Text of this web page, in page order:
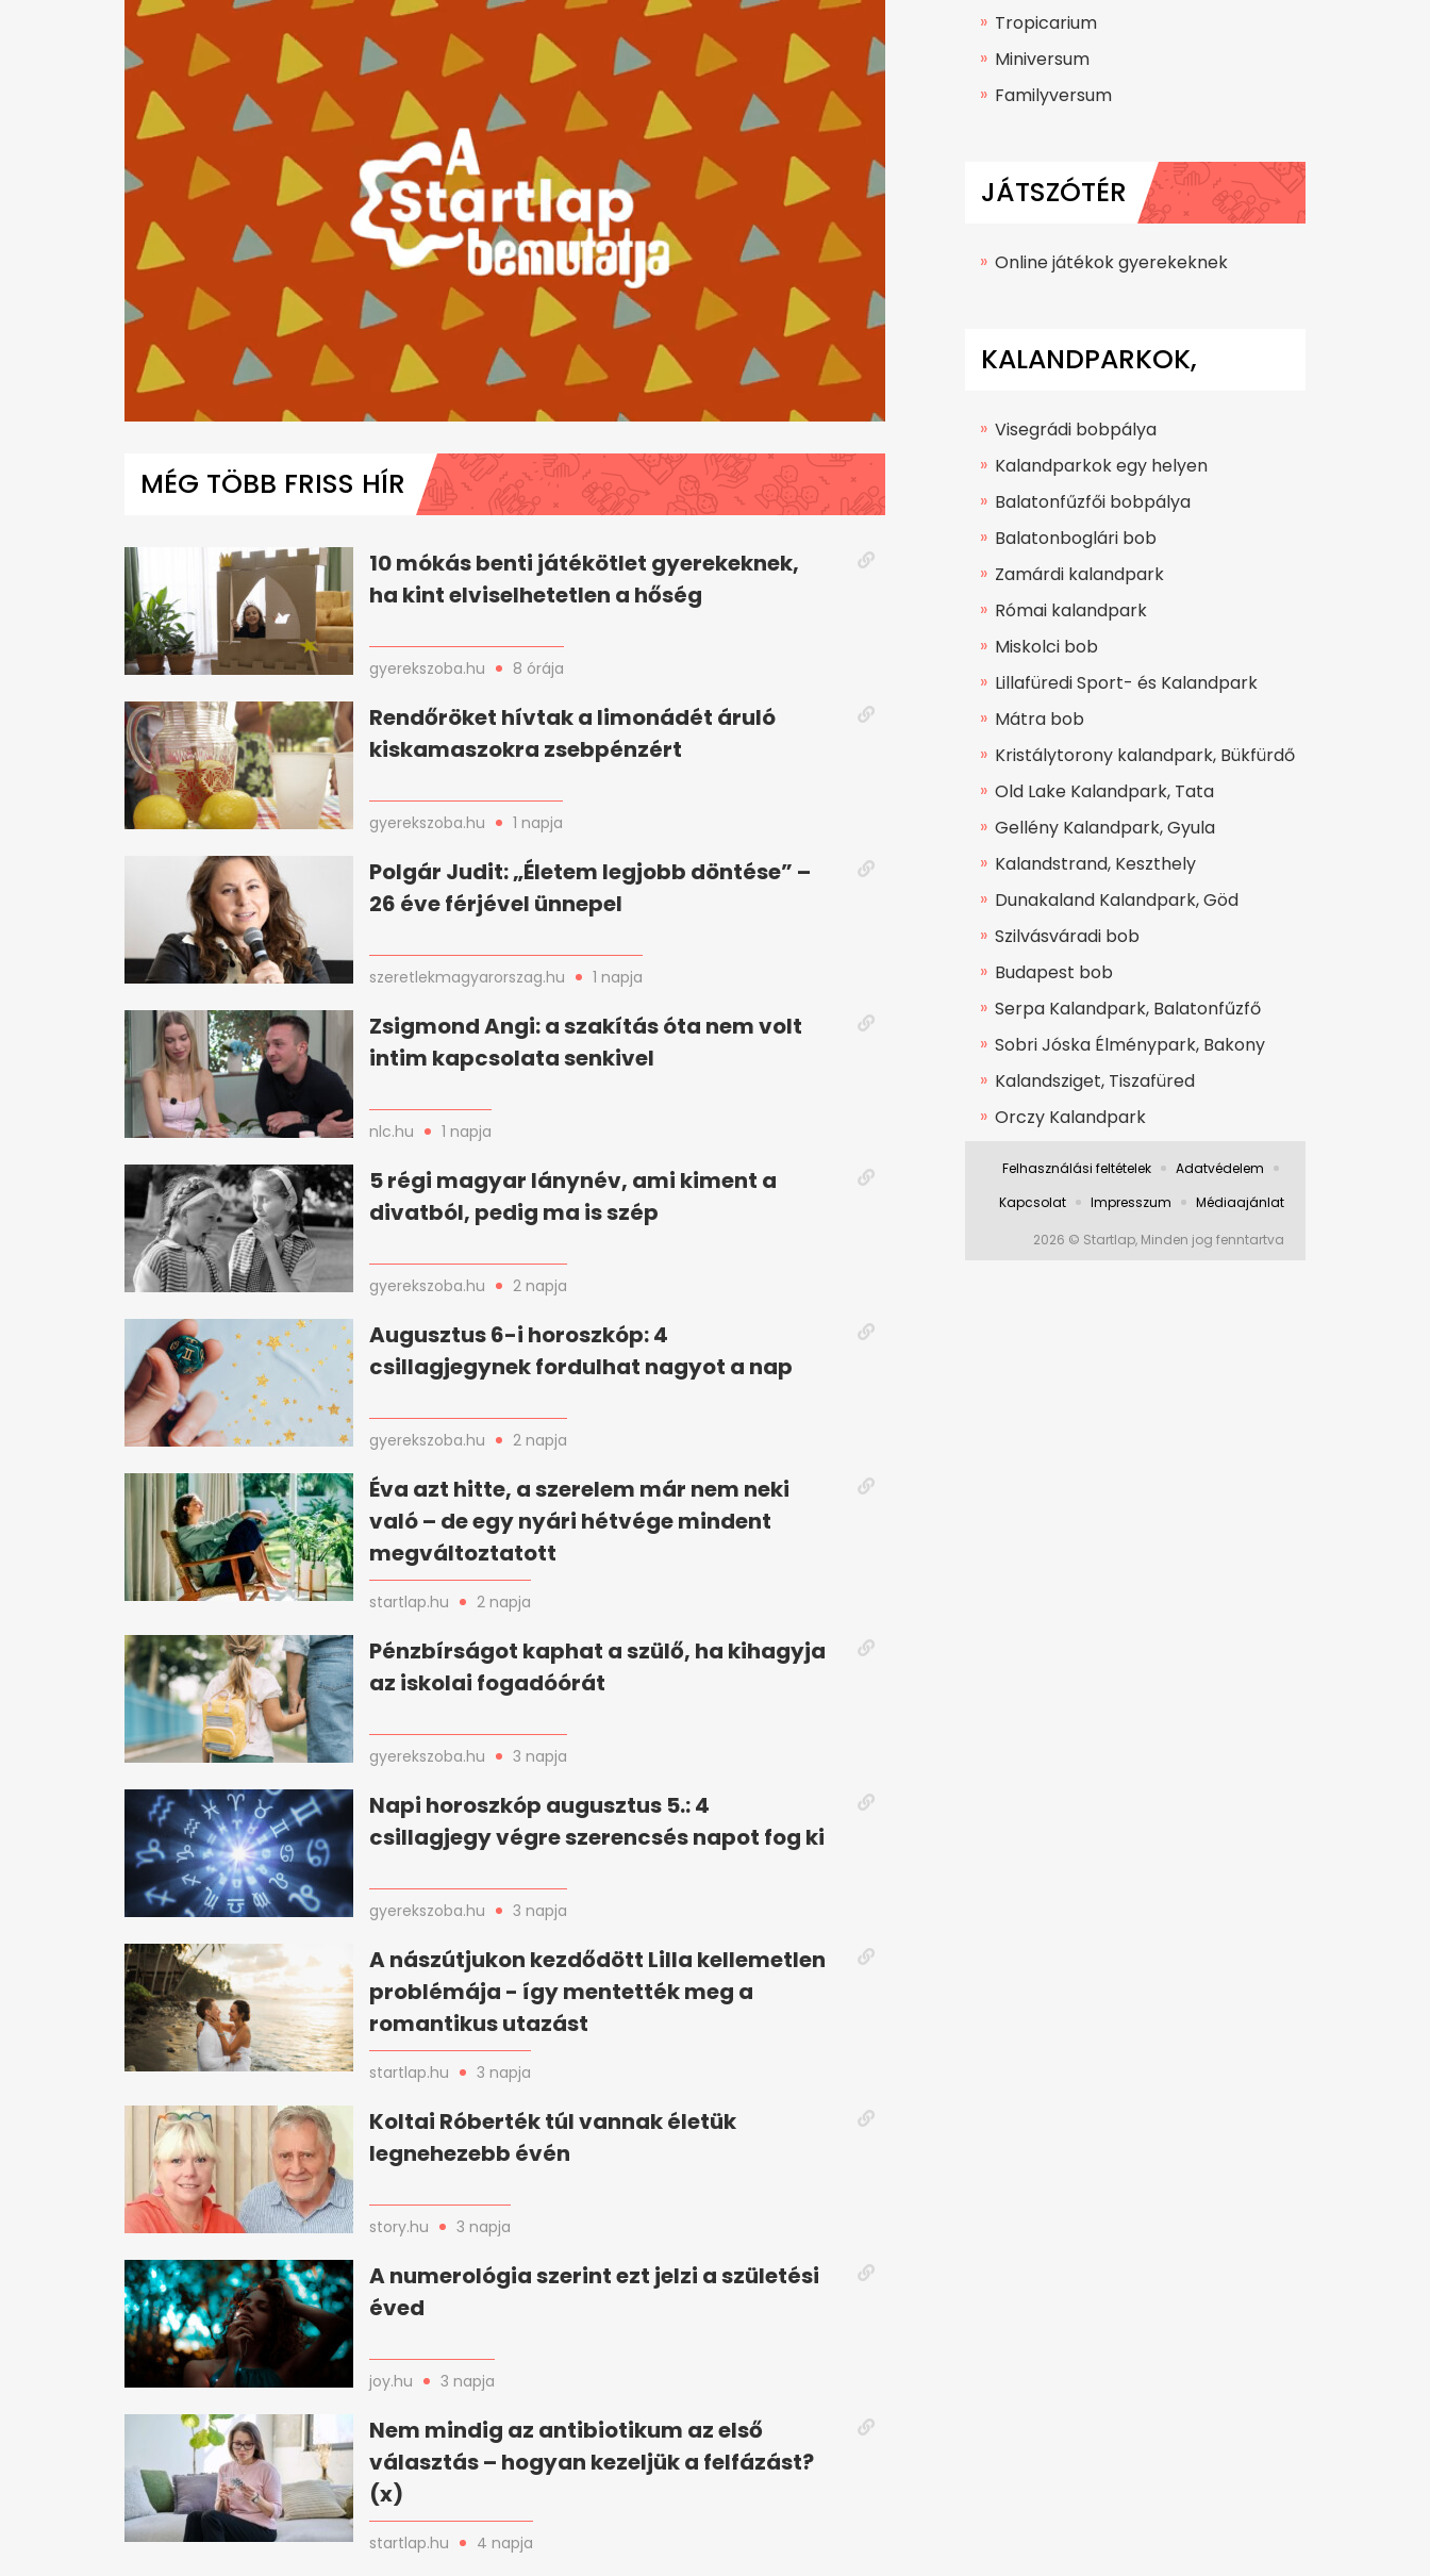
minutes,
0%
MÉG TÖBB FRISS HÍR
10 mókás benti játékötlet gyerekeknek,
ha kint elviselhetetlen a hőség
gyerekszoba.hu 8 órája
Rendőröket hívtak a limonádét áruló
kiskamaszokra zsebpénzért
gyerekszoba.hu 1 napja
Polgár Judit: „Életem legjobb döntése” –
26 éve férjével ünnepel
szeretlekmagyarorszag.hu 1 napja
Zsigmond Angi: a szakítás óta nem volt
intim kapcsolata senkivel
nlc.hu 1 napja
5 régi magyar lánynév, ami kiment a
divatból, pedig ma is szép
gyerekszoba.hu 2 napja
Augusztus 6-i horoszkóp: 4
csillagjegynek fordulhat nagyot a nap
gyerekszoba.hu 2 napja
Éva azt hitte, a szerelem már nem neki
való – de egy nyári hétvége mindent
megváltoztatott
startlap.hu 2 napja
Pénzbírságot kaphat a szülő, ha kihagyja
az iskolai fogadóórát
gyerekszoba.hu 3 napja
Napi horoszkóp augusztus 5.: 4
csillagjegy végre szerencsés napot fog ki
gyerekszoba.hu 3 napja
A nászútjukon kezdődött Lilla kellemetlen
problémája - így mentették meg a
romantikus utazást
startlap.hu 3 napja
Koltai Róberték túl vannak életük
legnehezebb évén
story.hu 3 napja
A numerológia szerint ezt jelzi a születési
éved
joy.hu 3 napja
Nem mindig az antibiotikum az első
választás – hogyan kezeljük a felfázást?
(x)
startlap.hu 4 napja
Tropicarium
Miniversum
Familyversum
JÁTSZÓTÉR
Online játékok gyerekeknek
KALANDPARKOK,
BOBPÁLYÁK
Visegrádi bobpálya
Kalandparkok egy helyen
Balatonfűzfői bobpálya
Balatonboglári bob
Zamárdi kalandpark
Római kalandpark
Miskolci bob
Lillafüredi Sport- és Kalandpark
Mátra bob
Kristálytorony kalandpark, Bükfürdő
Old Lake Kalandpark, Tata
Gellény Kalandpark, Gyula
Kalandstrand, Keszthely
Dunakaland Kalandpark, Göd
Szilvásváradi bob
Budapest bob
Serpa Kalandpark, Balatonfűzfő
Sobri Jóska Élménypark, Bakony
Kalandsziget, Tiszafüred
Orczy Kalandpark
Felhasználási feltételek
Adatvédelem
Kapcsolat
Impresszum Médiaajánlat
2026 © Startlap, Minden jog fenntartva